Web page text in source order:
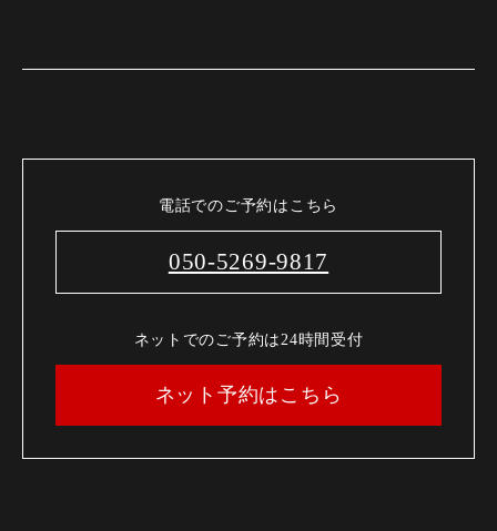
電話でのご予約はこちら
050-5269-9817
ネットでのご予約は24時間受付
ネット予約はこちら